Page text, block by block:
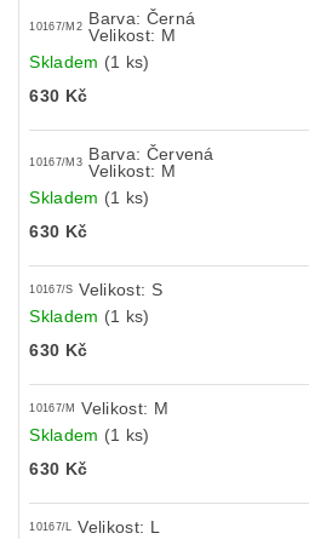
10167/M2
Barva: Černá
Velikost: M
Skladem (1 ks)
630 Kč
10167/M3
Barva: Červená
Velikost: M
Skladem (1 ks)
630 Kč
10167/S Velikost: S
Skladem (1 ks)
630 Kč
10167/M
Velikost: M
Skladem (1 ks)
630 Kč
10167/L Velikost: L